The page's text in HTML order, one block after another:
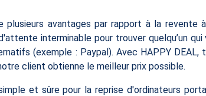
plusieurs avantages par rapport à la
interminable pour trouver quelqu’un
(exemple : Paypal). Avec HAPPY
client obtienne le meilleur prix possible.
et sûre pour la reprise d'ordinateurs